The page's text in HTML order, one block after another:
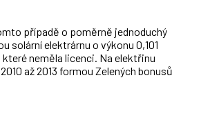
případě o poměrně jednoduchý
solární elektrárnu o výkonu 0,101
neměla licenci. Na elektřinu
až 2013 formou Zelených bonusů